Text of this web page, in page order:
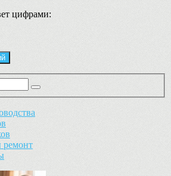
цифрами:
ремонт